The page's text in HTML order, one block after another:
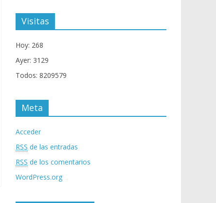
Visitas
Hoy: 268
Ayer: 3129
Todos: 8209579
Meta
Acceder
RSS de las entradas
RSS de los comentarios
WordPress.org